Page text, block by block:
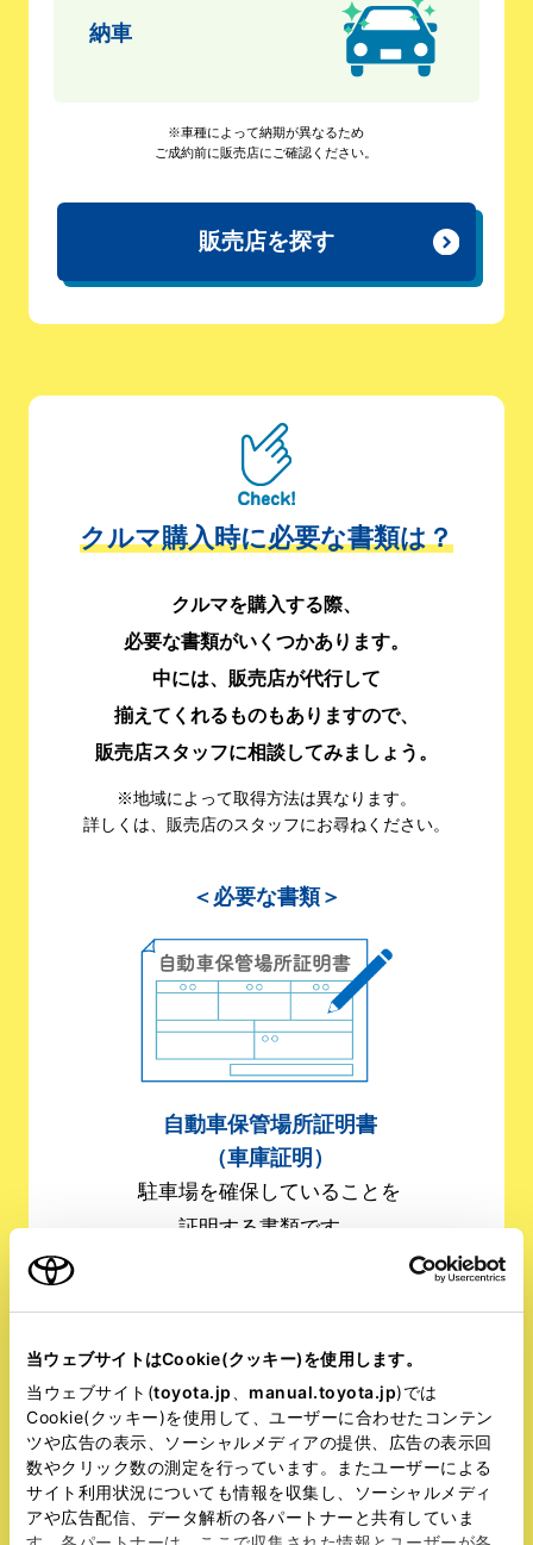
当ウェブサイトはCookie(クッキー)を使用します。
当ウェブサイト(toyota.jp manual.toyota.jp)では
Cookie(クッキー)を使用して、ユーザーに合わせたコンテン
ツや広告の表示、ソーシャルメディアの提供、広告の表示回
数やクリック数の測定を行っています。またユーザーによる
サイト利用状況についても情報を収集し、ソーシャルメディ
アや広告配信、データ解析の各パートナーと共有していま
納車
※車種によって納期が異なるため
ご成約前に販売店にご確認ください。
販売店を探す
クルマ購入時に必要な書類は？
クルマを購入する際、
必要な書類がいくつかあります。
中には、販売店が代行して
揃えてくれるものもありますので、
販売店スタッフに相談してみましょう。
※地域によって取得方法は異なります。
詳しくは、販売店のスタッフにお尋ねください。
＜必要な書類＞
自動車保管場所証明書
（車庫証明）
駐車場を確保していることを
証明する書類です。